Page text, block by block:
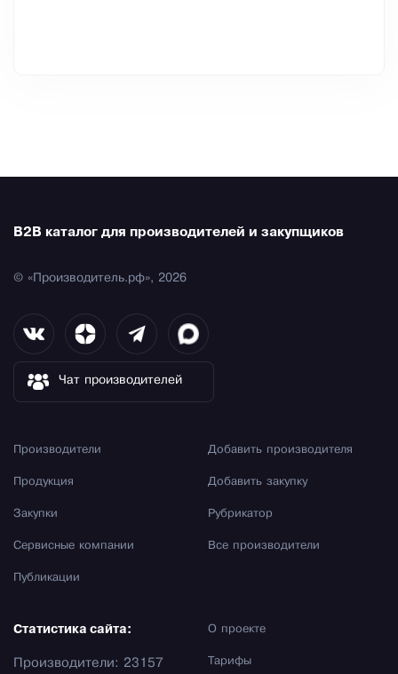
B2B каталог для производителей и закупщиков
© «Производитель.рф», 2026
Чат производителей
Производители
Продукция
Закупки
Сервисные компании
Публикации
Добавить производителя
Добавить закупку
Рубрикатор
Все производители
О проекте
Тарифы
Статистика сайта:
Производители: 23157